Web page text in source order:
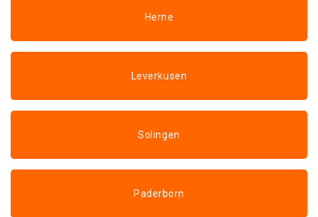
Herne
Leverkusen
Solingen
Paderborn